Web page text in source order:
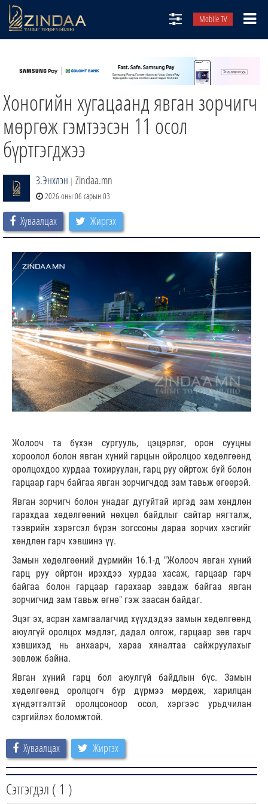
Mobile TV
ТВ8
ӨГЛӨӨНИЙ СОНИН
ЗИНДАА СЭТГҮҮЛ
Хоногийн хугацаанд явган зорчигч
мөргөж гэмтээсэн 11 осол
бүртгэгджээ
З.Энхлэн | Zindaa.mn
2026 оны 06 сарын 03
Хуваалцах Жиргэх
Жолооч та бүхэн сургууль, цэцэрлэг, орон сууцны
хороолол болон явган хүний гарцын ойролцоо хөдөлгөөнд
оролцохдоо хурдаа тохируулан, гарц руу ойртож буй болон
гарцаар гарч байгаа явган зорчигчдод зам тавьж өгөөрэй.
Явган зорчигч болон унадаг дугуйтай иргэд зам хөндлөн
гарахдаа хөдөлгөөний нөхцөл байдлыг сайтар нягталж,
тээврийн хэрэгсэл бүрэн зогссоны дараа зорчих хэсгийг
хөндлөн гарч хэвшинэ үү.
Замын хөдөлгөөний дүрмийн 16.1-д "Жолооч явган хүний
гарц руу ойртон ирэхдээ хурдаа хасаж, гарцаар гарч
байгаа болон гарцаар гарахаар завдаж байгаа явган
зорчигчид зам тавьж өгнө" гэж заасан байдаг.
Эцэг эх, асран хамгаалагчид хүүхдэдээ замын хөдөлгөөнд
аюулгүй оролцох мэдлэг, дадал олгож, гарцаар зөв гарч
хэвшихэд нь анхаарч, хараа хяналтаа сайжруулахыг
зөвлөж байна.
Явган хүний гарц бол аюулгүй байдлын бүс. Замын
хөдөлгөөнд оролцогч бүр дүрмээ мөрдөж, харилцан
хүндэтгэлтэй оролцсоноор осол, хэргээс урьдчилан
сэргийлэх боломжтой.
Хуваалцах Жиргэх
Сэтгэгдэл ( 1 )